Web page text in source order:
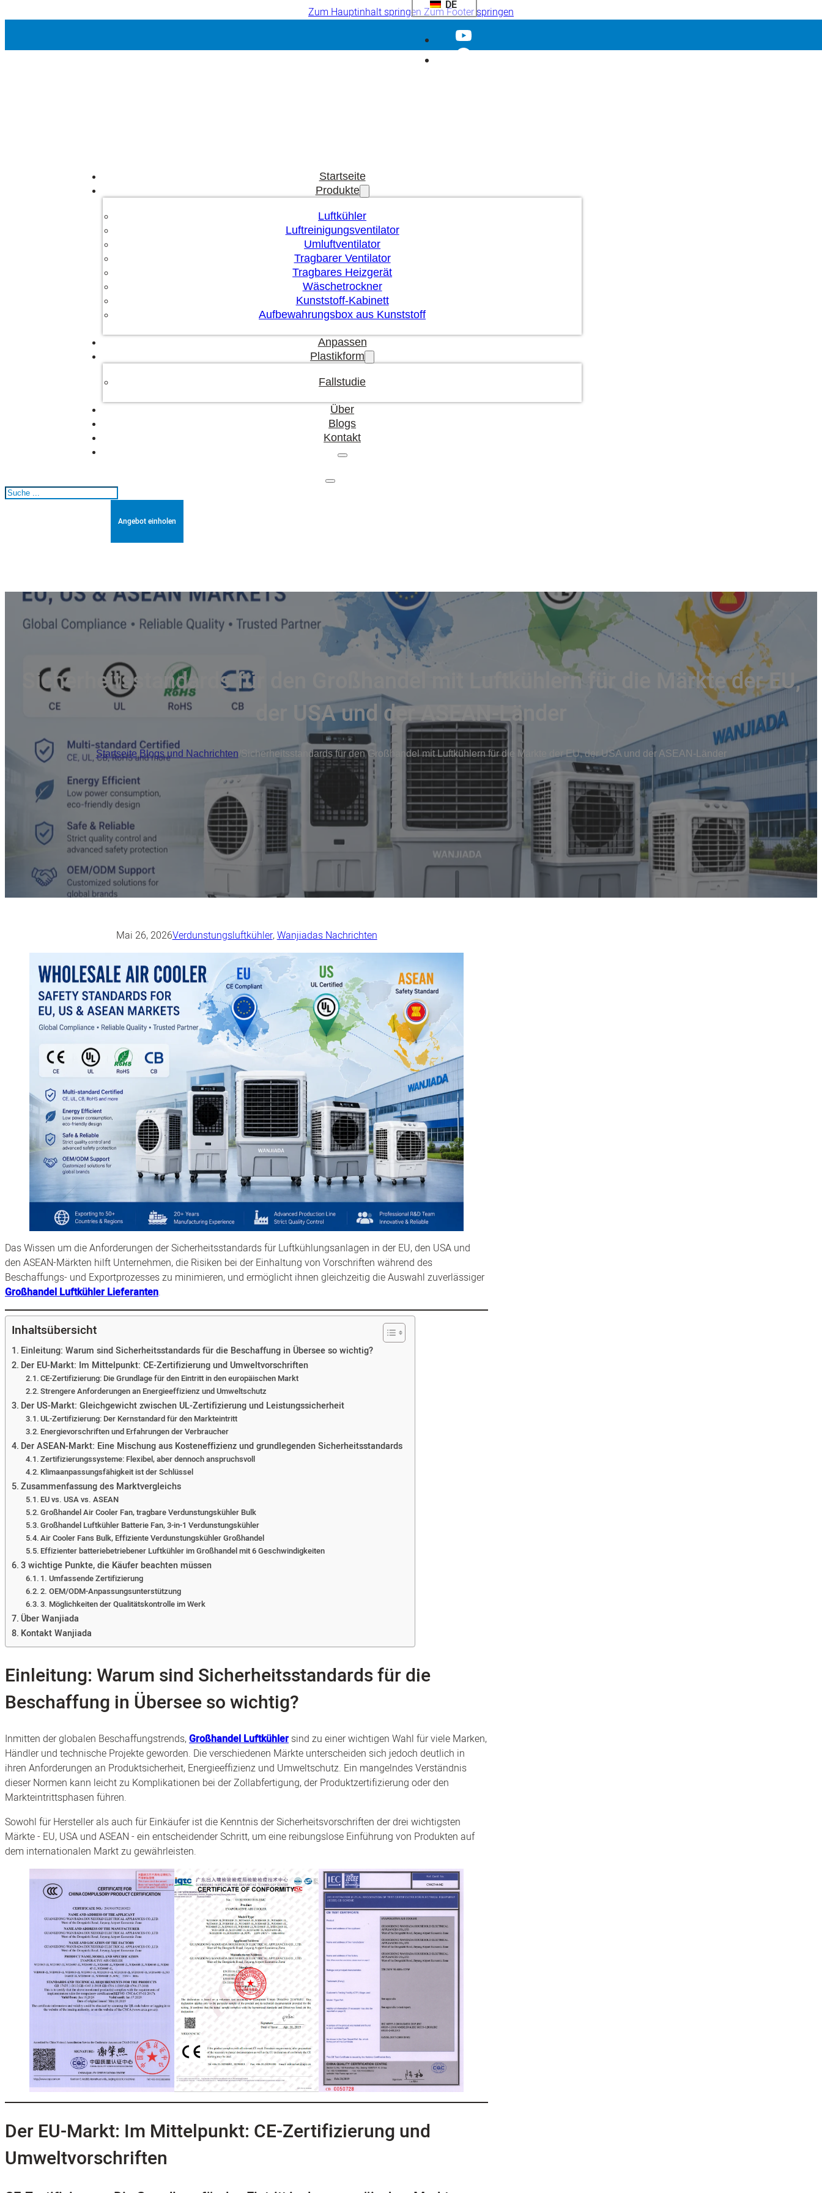
Zum Hauptinhalt springenZum Footer springen
DE
Startseite
Produkte
Luftkühler
Luftreinigungsventilator
Umluftventilator
Tragbarer Ventilator
Tragbares Heizgerät
Wäschetrockner
Kunststoff-Kabinett
Aufbewahrungsbox aus Kunststoff
Anpassen
Plastikform
Fallstudie
Über
Blogs
Kontakt
Suchen
Angebot einholen
Sicherheitsstandards für den Großhandel mit Luftkühlern für die Märkte der EU,
der USA und der ASEAN-Länder
Startseite/ Blogs und Nachrichten/Sicherheitsstandards für den Großhandel mit Luftkühlern für die Märkte der EU, der USA und der ASEAN-Länder
Mai 26, 2026Verdunstungsluftkühler,Wanjiadas Nachrichten
Das Wissen um die Anforderungen der Sicherheitsstandards für Luftkühlungsanlagen in der EU, den USA und
den ASEAN-Märkten hilft Unternehmen, die Risiken bei der Einhaltung von Vorschriften während des
Beschaffungs- und Exportprozesses zu minimieren, und ermöglicht ihnen gleichzeitig die Auswahl zuverlässiger
Großhandel Luftkühler Lieferanten.
Inhaltsübersicht
Einleitung: Warum sind Sicherheitsstandards für die Beschaffung in Übersee so wichtig?
Der EU-Markt: Im Mittelpunkt: CE-Zertifizierung und Umweltvorschriften
CE-Zertifizierung: Die Grundlage für den Eintritt in den europäischen Markt
Strengere Anforderungen an Energieeffizienz und Umweltschutz
Der US-Markt: Gleichgewicht zwischen UL-Zertifizierung und Leistungssicherheit
UL-Zertifizierung: Der Kernstandard für den Markteintritt
Energievorschriften und Erfahrungen der Verbraucher
Der ASEAN-Markt: Eine Mischung aus Kosteneffizienz und grundlegenden Sicherheitsstandards
Zertifizierungssysteme: Flexibel, aber dennoch anspruchsvoll
Klimaanpassungsfähigkeit ist der Schlüssel
Zusammenfassung des Marktvergleichs
EU vs. USA vs. ASEAN
Großhandel Air Cooler Fan, tragbare Verdunstungskühler Bulk
Großhandel Luftkühler Batterie Fan, 3-in-1 Verdunstungskühler
Air Cooler Fans Bulk, Effiziente Verdunstungskühler Großhandel
Effizienter batteriebetriebener Luftkühler im Großhandel mit 6 Geschwindigkeiten
3 wichtige Punkte, die Käufer beachten müssen
1. Umfassende Zertifizierung
2. OEM/ODM-Anpassungsunterstützung
3. Möglichkeiten der Qualitätskontrolle im Werk
Über Wanjiada
Kontakt Wanjiada
Einleitung: Warum sind Sicherheitsstandards für die
Beschaffung in Übersee so wichtig?
Inmitten der globalen Beschaffungstrends,Großhandel Luftkühlersind zu einer wichtigen Wahl für viele Marken,
Händler und technische Projekte geworden. Die verschiedenen Märkte unterscheiden sich jedoch deutlich in
ihren Anforderungen an Produktsicherheit, Energieeffizienz und Umweltschutz. Ein mangelndes Verständnis
dieser Normen kann leicht zu Komplikationen bei der Zollabfertigung, der Produktzertifizierung oder den
Markteintrittsphasen führen.
Sowohl für Hersteller als auch für Einkäufer ist die Kenntnis der Sicherheitsvorschriften der drei wichtigsten
Märkte - EU, USA und ASEAN - ein entscheidender Schritt, um eine reibungslose Einführung von Produkten auf
dem internationalen Markt zu gewährleisten.
Der EU-Markt: Im Mittelpunkt: CE-Zertifizierung und
Umweltvorschriften